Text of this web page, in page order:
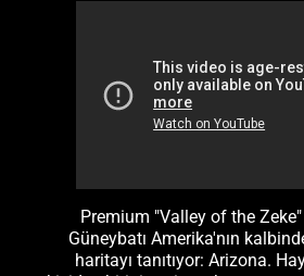
Premium "Valley of the
Güneybatı Amerika'nın
haritayı tanıtıyor: Arizona.